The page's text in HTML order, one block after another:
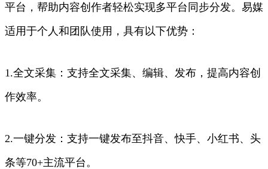
平台，帮助内容创作者轻松实现多平台同步分发。易媒
适用于个人和团队使用，具有以下优势：
1.全文采集：支持全文采集、编辑、发布，提高内容创
作效率。
2.一键分发：支持一键发布至抖音、快手、小红书、头
条等70+主流平台。